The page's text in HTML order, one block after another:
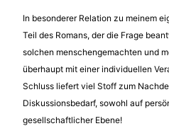
In besonderer Relation zu meinem
Teil des Romans, der die Frage
solchen menschengemachten und
überhaupt mit einer individuellen
Schluss liefert viel Stoff zum
Diskussionsbedarf, sowohl auf
gesellschaftlicher Ebene!